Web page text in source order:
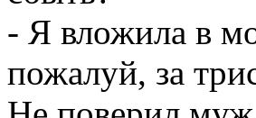
- Я вложила в
пожалуй, за